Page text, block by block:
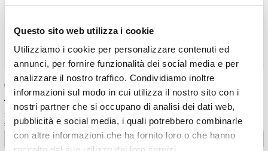
Questo sito web utilizza i cookie
Utilizziamo i cookie per personalizzare contenuti ed
annunci, per fornire funzionalità dei social media e per
analizzare il nostro traffico. Condividiamo inoltre
informazioni sul modo in cui utilizza il nostro sito con i
nostri partner che si occupano di analisi dei dati web,
pubblicità e social media, i quali potrebbero combinarle
con altre informazioni che ha fornito loro o che hanno
€ 2.43 -5%
€ 2.56
Shim valvola diametro 8.9
spessore 1.76
€ 2.43 -5%
spessore 1.30